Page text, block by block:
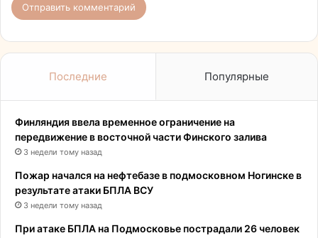
Последние Популярные
Финляндия ввела временное ограничение на
передвижение в восточной части Финского залива
3 недели тому назад
Пожар начался на нефтебазе в подмосковном Ногинске в
результате атаки БПЛА ВСУ
3 недели тому назад
При атаке БПЛА на Подмосковье пострадали 26 человек